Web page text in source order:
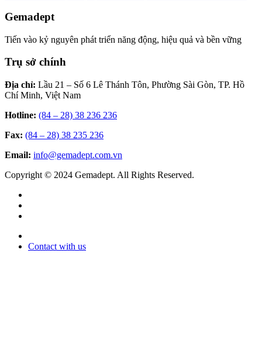
Gemadept
Tiến vào kỷ nguyên phát triển năng động, hiệu quả và bền vững
Trụ sở chính
Địa chỉ: Lầu 21 – Số 6 Lê Thánh Tôn, Phường Sài Gòn, TP. Hồ
Chí Minh, Việt Nam
Hotline: (84 – 28) 38 236 236
Fax: (84 – 28) 38 235 236
Email: info@gemadept.com.vn
Copyright © 2024 Gemadept. All Rights Reserved.
Contact with us